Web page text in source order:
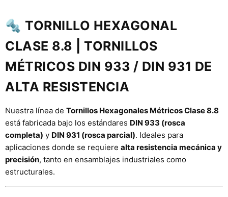
🔩 TORNILLO HEXAGONAL
CLASE 8.8 | TORNILLOS
MÉTRICOS DIN 933 / DIN 931 DE
ALTA RESISTENCIA
Nuestra línea de Tornillos Hexagonales Métricos Clase 8.8
está fabricada bajo los estándares DIN 933 (rosca
completa) y DIN 931 (rosca parcial). Ideales para
aplicaciones donde se requiere alta resistencia mecánica y
precisión, tanto en ensamblajes industriales como
estructurales.